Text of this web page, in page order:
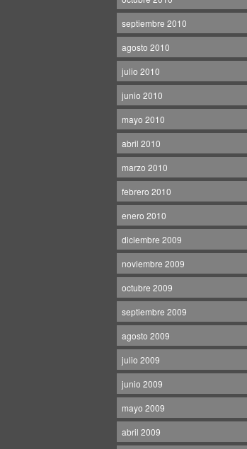
septiembre 2010
agosto 2010
julio 2010
junio 2010
mayo 2010
abril 2010
marzo 2010
febrero 2010
enero 2010
diciembre 2009
noviembre 2009
octubre 2009
septiembre 2009
agosto 2009
julio 2009
junio 2009
mayo 2009
abril 2009